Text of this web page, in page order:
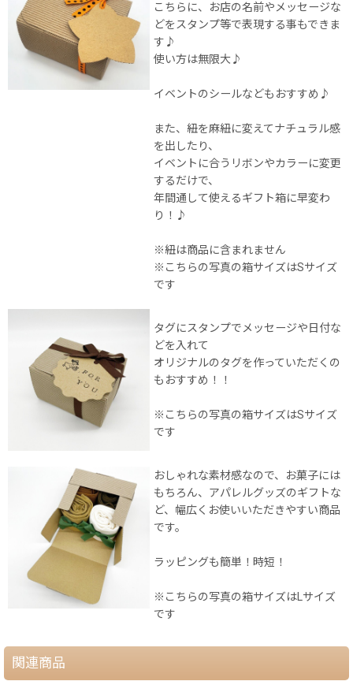
こちらに、お店の名前やメッセージな
どをスタンプ等で表現する事もできま
す♪
使い方は無限大♪
イベントのシールなどもおすすめ♪
また、紐を麻紐に変えてナチュラル感
を出したり、
イベントに合うリボンやカラーに変更
するだけで、
年間通して使えるギフト箱に早変わ
り！♪
※紐は商品に含まれません
※こちらの写真の箱サイズはSサイズ
です
タグにスタンプでメッセージや日付な
どを入れて
オリジナルのタグを作っていただくの
もおすすめ！！
※こちらの写真の箱サイズはSサイズ
です
おしゃれな素材感なので、お菓子には
もちろん、アパレルグッズのギフトな
ど、幅広くお使いいただきやすい商品
です。
ラッピングも簡単！時短！
※こちらの写真の箱サイズはLサイズ
です
関連商品